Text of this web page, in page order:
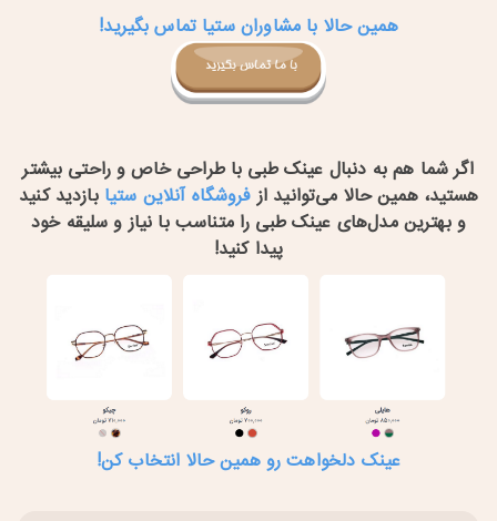
همین حالا با مشاوران ستیا تماس بگیرید!
اگر شما هم به دنبال عینک طبی با طراحی خاص و راحتی بیشتر
هستید، همین حالا می‌توانید از فروشگاه آنلاین ستیا بازدید کنید
و بهترین مدل‌های عینک طبی را متناسب با نیاز و سلیقه خود
پیدا کنید!
عینک دلخواهت رو همین حالا انتخاب کن!